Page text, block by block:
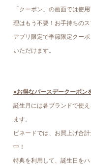
「クーポン」の画面では使
理はもう不要！お手持ちの
アプリ限定で季節限定クー
いただけます。
●お得なバースデークーポン
誕生月には各ブランドで使
ます。
ピネードでは、お買上げ合
中！
特典を利用して、誕生日をハ